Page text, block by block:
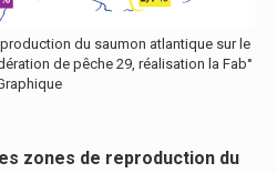
du saumon atlantique sur le
de pêche 29, réalisation la Fab°
zones de reproduction du